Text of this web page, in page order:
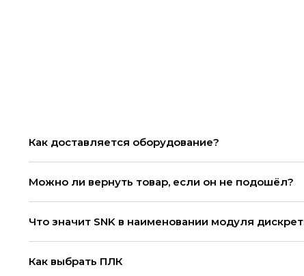
Как доставляется оборудование?
Можно ли вернуть товар, если он не подошёл?
Что значит SNK в наименовании модуля
Как выбрать ПЛК